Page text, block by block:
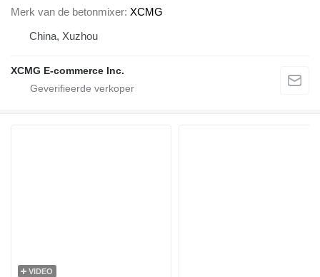
Merk van de betonmixer XCMG
China, Xuzhou
XCMG E-commerce Inc.
VIDEO